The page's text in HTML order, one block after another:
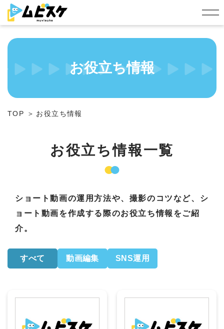
シ
ー
画
額
制
ー
お役立ち情報
TOP お役立ち情報
お役立ち情報一覧
ショート動画の運用方法や、撮影のコツなど、シ
ョート動画を作成する際のお役立ち情報をご紹
介。
すべて 動画編集 SNS運用